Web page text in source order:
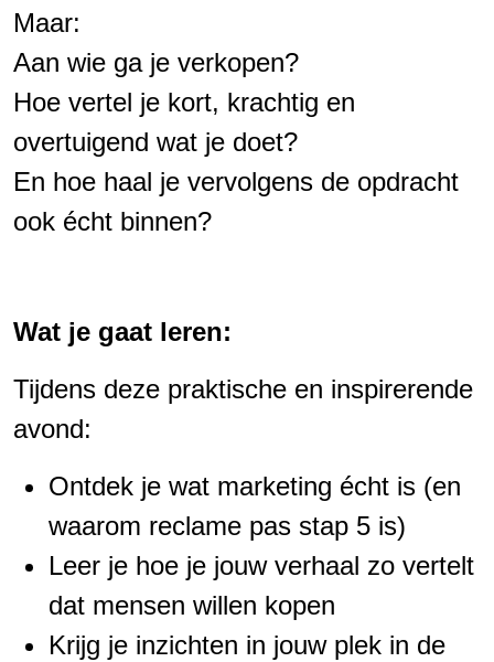
Maar:
Aan wie ga je verkopen?
Hoe vertel je kort, krachtig en
overtuigend wat je doet?
En hoe haal je vervolgens de opdracht
ook écht binnen?
Wat je gaat leren:
Tijdens deze praktische en inspirerende
avond:
Ontdek je wat marketing écht is (en
waarom reclame pas stap 5 is)
Leer je hoe je jouw verhaal zo vertelt
dat mensen willen kopen
Krijg je inzichten in jouw plek in de